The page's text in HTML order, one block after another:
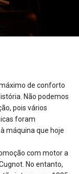
de conforto
Não podemos
pois vários
foram
máquina que hoje
com motor a
No entanto,